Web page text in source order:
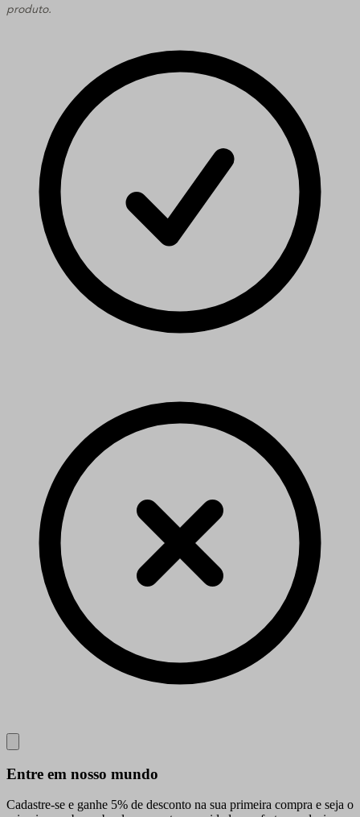
produto.
Entre em nosso mundo
Cadastre-se e ganhe 5% de desconto na sua primeira compra e seja o